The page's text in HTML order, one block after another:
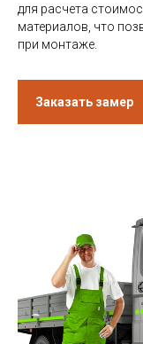
для расчета
материалов, что
при монтаже.
Заказать замер